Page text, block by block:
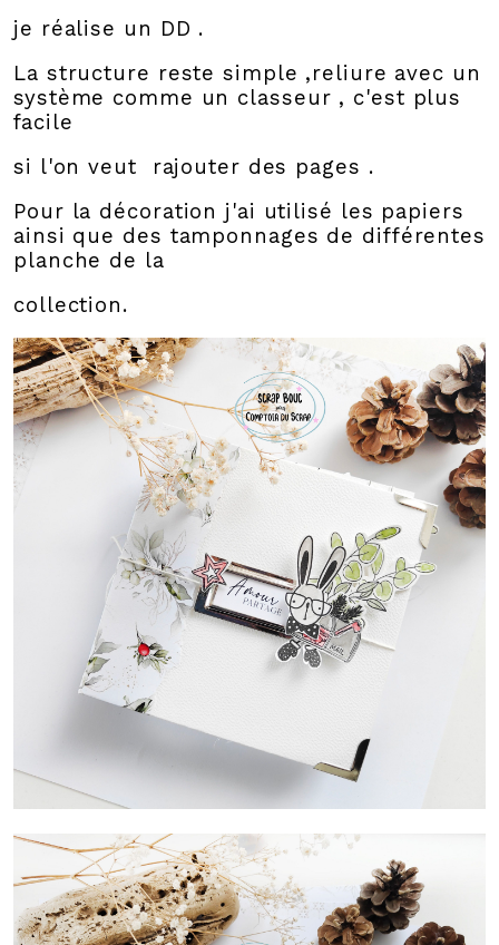
je réalise un DD .
La structure reste simple ,reliure avec un
système comme un classeur , c'est plus
facile
si l'on veut rajouter des pages .
Pour la décoration j'ai utilisé les papiers
ainsi que des tamponnages de différentes
planche de la
collection.